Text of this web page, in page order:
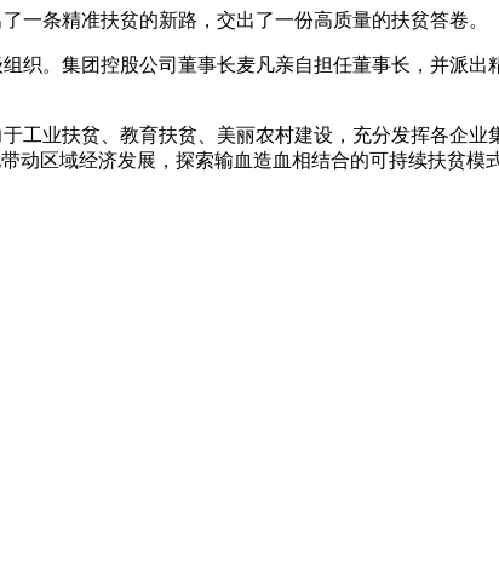
一条精准扶贫的新路，交出了一份高质量的扶贫答卷。
织。集团控股公司董事长麦凡亲自担任董事长，并派
工业扶贫、教育扶贫、美丽农村建设，充分发挥各企
动区域经济发展，探索输血造血相结合的可持续扶贫模